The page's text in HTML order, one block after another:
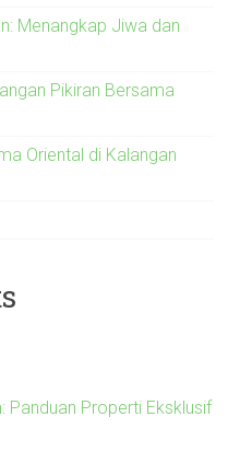
Menangkap Jiwa dan
Pikiran Bersama
Oriental di Kalangan
Panduan Properti Eksklusif